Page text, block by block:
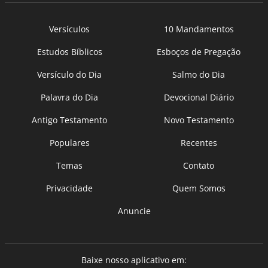
Versículos
10 Mandamentos
Estudos Bíblicos
Esboços de Pregação
Versículo do Dia
Salmo do Dia
Palavra do Dia
Devocional Diário
Antigo Testamento
Novo Testamento
Populares
Recentes
Temas
Contato
Privacidade
Quem Somos
Anuncie
Baixe nosso aplicativo em: